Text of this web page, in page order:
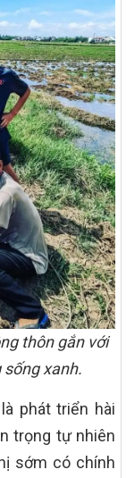
thôn gắn với
xanh.
phát triển hài
trọng tự nhiên
sớm có chính